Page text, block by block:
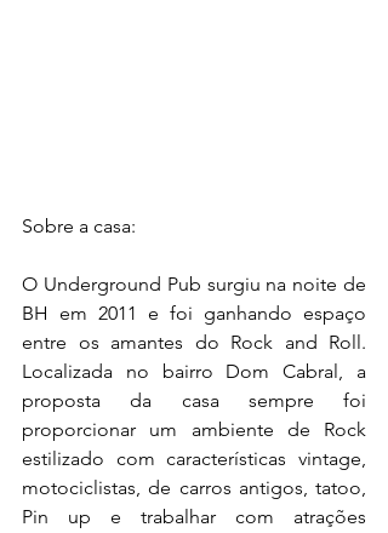
Sobre a casa:
O Underground Pub surgiu na noite de
BH em 2011 e foi ganhando espaço
entre os amantes do Rock and Roll.
Localizada no bairro Dom Cabral, a
proposta da casa sempre foi
proporcionar um ambiente de Rock
estilizado com características vintage,
motociclistas, de carros antigos, tatoo,
Pin up e trabalhar com atrações